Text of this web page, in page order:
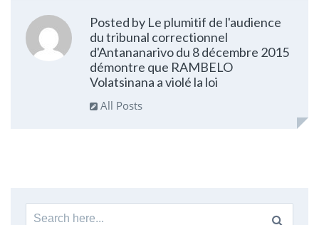
Posted by Le plumitif de l'audience
du tribunal correctionnel
d'Antananarivo du 8 décembre 2015
démontre que RAMBELO
Volatsinana a violé la loi
All Posts
Search